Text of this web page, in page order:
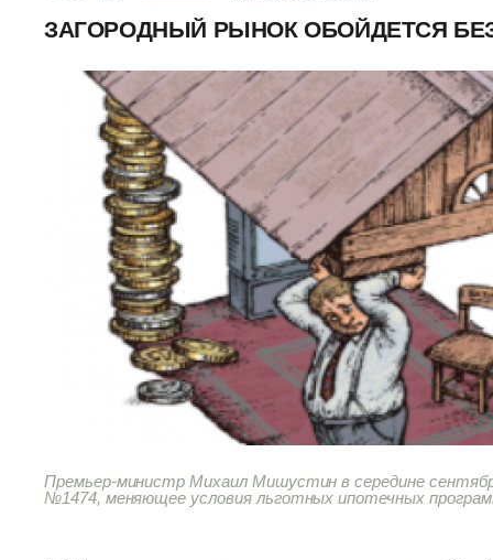
ЗАГОРОДНЫЙ РЫНОК ОБОЙДЕТСЯ
Премьер-министр Михаил Мишустин в середине
№1474, меняющее условия льготных ипотечных